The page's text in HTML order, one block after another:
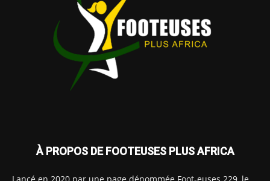
À PROPOS DE FOOTEUSES PLUS AFRICA
Lancé en 2020 par une page dénommée Foot-euses 229, le